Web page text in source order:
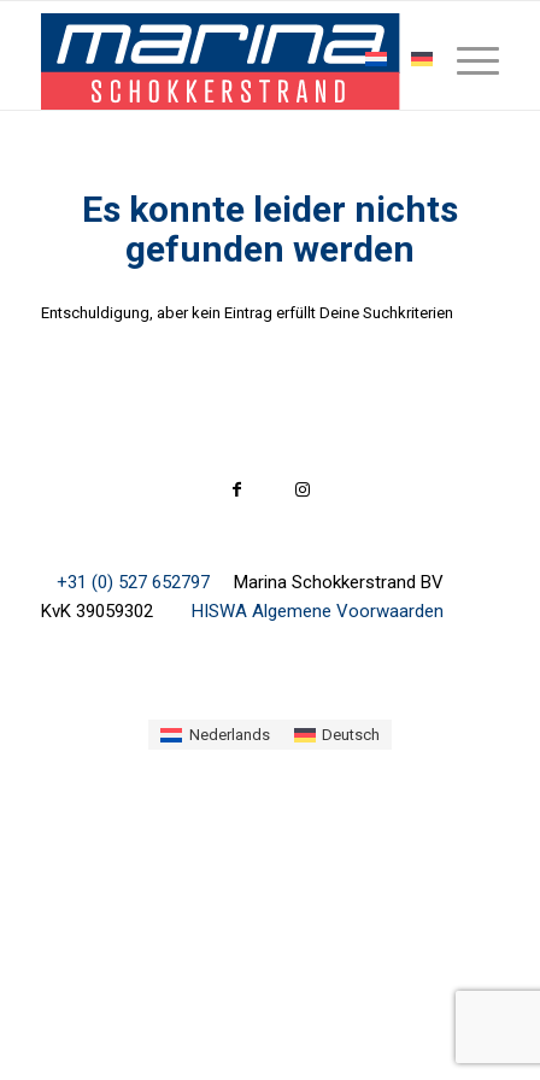
Es konnte leider nichts
gefunden werden
Entschuldigung, aber kein Eintrag erfüllt Deine Suchkriterien
+31 (0) 527 652797Marina Schokkerstrand BV
KvK 39059302 HISWA Algemene Voorwaarden
Nederlands Deutsch